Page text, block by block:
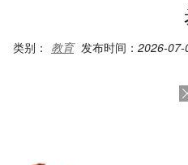
类别： 教育 发布时间： 2026-